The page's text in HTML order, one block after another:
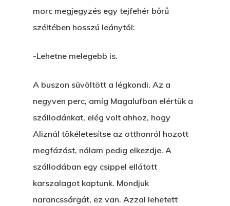
morc megjegyzés egy tejfehér bőrű
széltében hosszú leánytól:
-Lehetne melegebb is.
A buszon süvöltött a légkondi. Az a
negyven perc, amíg Magalufban elértük a
szállodánkat, elég volt ahhoz, hogy
Aliznál tökéletesítse az otthonról hozott
megfázást, nálam pedig elkezdje. A
szállodában egy csippel ellátott
karszalagot kaptunk. Mondjuk
narancssárgát, ez van. Azzal lehetett